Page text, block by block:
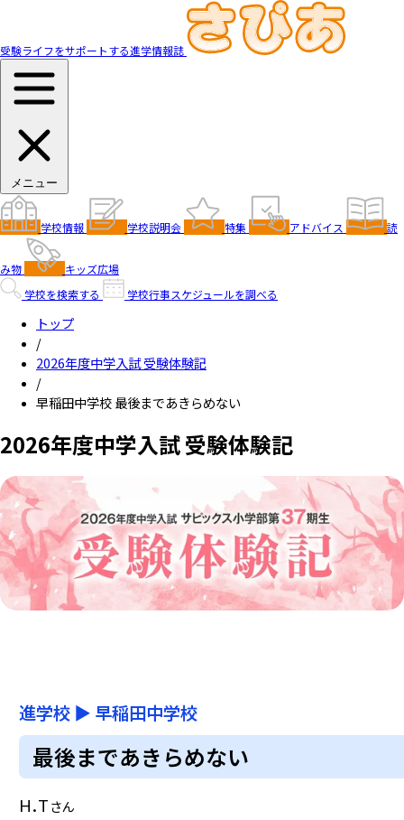
受験ライフをサポートする進学情報誌
メニュー
学校情報 学校説明会 特集 アドバイス 読
み物
キッズ広場
学校を検索する
学校行事スケジュールを調べる
トップ
/
2026年度中学入試 受験体験記
/
早稲田中学校 最後まであきらめない
2026年度中学入試 受験体験記
進学校 ▶ 早稲田中学校
最後まであきらめない
H.Tさん